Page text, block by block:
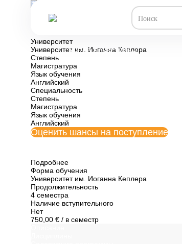
Учеба в Австрии
Все программы обучения
Университет
Университет им. Иоганна Кеплера
Степень
Магистратура
Язык обучения
Английский
Специальность
Степень
Магистратура
Язык обучения
Английский
Оценить шансы на поступление
Подробнее
Форма обучения
Университет им. Иоганна Кеплера
Продолжительность
4 семестра
Наличие вступительного
Нет
750,00 €/ в семестр